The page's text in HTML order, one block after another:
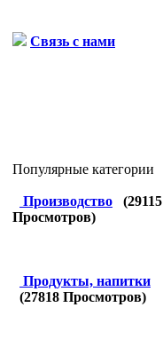
Связь с нами
Популярные категории
Производство (29115
Просмотров)
Продукты, напитки
(27818 Просмотров)